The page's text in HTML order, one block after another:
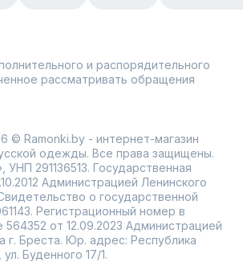
и распорядительного
рассматривать обращения
© Ramonki.by - интернет-магазин
одежды. Все права защищены.
291136513. Государственная
Администрацией Ленинского
о государственной
Регистрационный номер в
от 12.09.2023 Администрацией
г. Бреста. Юр. адрес: Республика
Буденного 17/1.